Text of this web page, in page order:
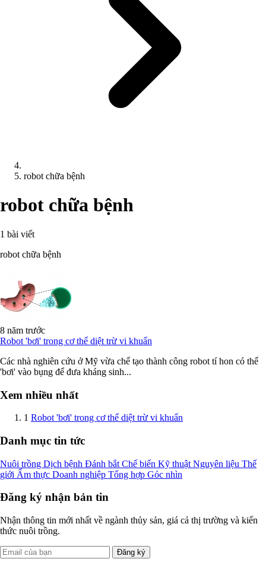
robot chữa bệnh
robot chữa bệnh
1 bài viết
robot chữa bệnh
8 năm trước
Robot 'bơi' trong cơ thể diệt trừ vi khuẩn
Các nhà nghiên cứu ở Mỹ vừa chế tạo thành công robot tí hon có thể
'bơi' vào bụng để đưa kháng sinh...
Xem nhiều nhất
1 Robot 'bơi' trong cơ thể diệt trừ vi khuẩn
Danh mục tin tức
Nuôi trồng Dịch bệnh Đánh bắt Chế biến Kỹ thuật Nguyên liệu Thế
giới Ẩm thực Doanh nghiệp Tổng hợp Góc nhìn
Đăng ký nhận bản tin
Nhận thông tin mới nhất về ngành thủy sản, giá cả thị trường và kiến
thức nuôi trồng.
Đăng ký